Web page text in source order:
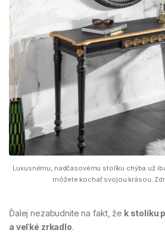
Luxusnému, nadčasovému stolíku chýba už
môžete kochať svojou krásou.
Ďalej nezabudnite na fakt, že k stolíku
a veľké zrkadlo.